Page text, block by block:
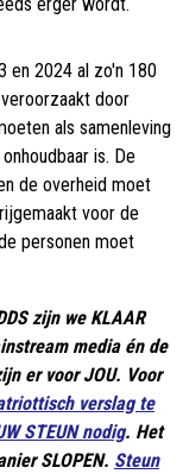
erger wordt.
en 2024 al zo'n 180
door
als samenleving
is. De
de overheid moet
voor de
personen moet
zijn we KLAAR
media én de
er voor JOU. Voor
verslag te
STEUN nodig. Het
SLOPEN. Steun